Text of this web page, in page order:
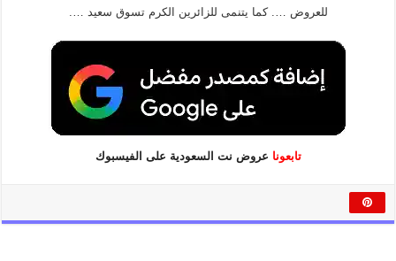
للعروض …. كما يتنمى للزائرين الكرم تسوق سعيد ….
تابعونا عروض نت السعودية على الفيسبوك